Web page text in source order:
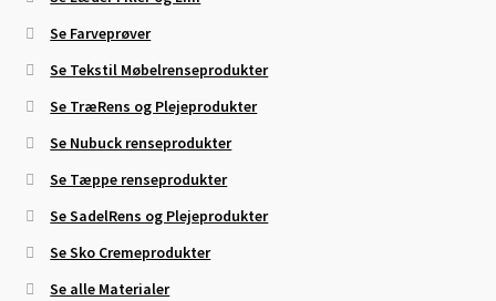
Se Farveprøver
Se Tekstil Møbelrenseprodukter
Se TræRens og Plejeprodukter
Se Nubuck renseprodukter
Se Tæppe renseprodukter
Se SadelRens og Plejeprodukter
Se Sko Cremeprodukter
Se alle Materialer